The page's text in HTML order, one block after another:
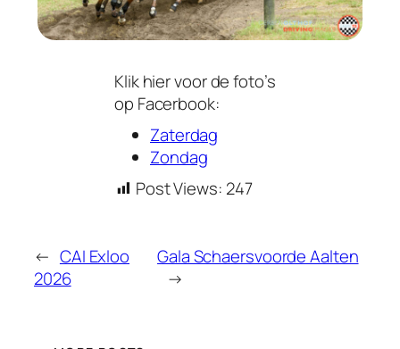
Klik hier voor de foto’s
op Facerbook:
Zaterdag
Zondag
Post Views: 247
← CAI Exloo
2026
Gala Schaersvoorde Aalten
→